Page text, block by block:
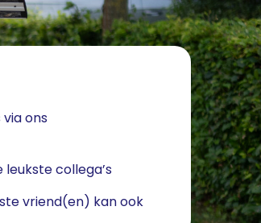
ons
collega’s
vriend(en) kan ook